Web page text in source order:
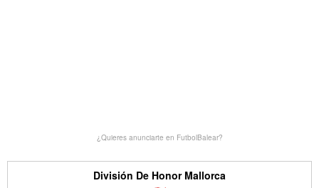
¿Quieres anunciarte en FutbolBalear?
División De Honor Mallorca